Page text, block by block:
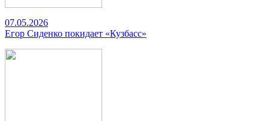
07.05.2026
Егор Сиденко покидает «Кузбасс»